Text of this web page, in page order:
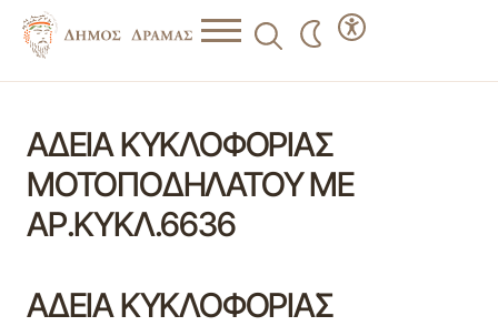
ΑΔΕΙΑ ΚΥΚΛΟΦΟΡΙΑΣ
ΜΟΤΟΠΟΔΗΛΑΤΟΥ ΜΕ
ΑΡ.ΚΥΚΛ.6636
ΑΔΕΙΑ ΚΥΚΛΟΦΟΡΙΑΣ